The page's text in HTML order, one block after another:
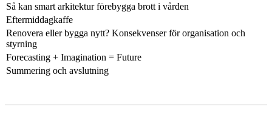
Så kan smart arkitektur förebygga brott i vården
Eftermiddagkaffe
Renovera eller bygga nytt? Konsekvenser för organisation och
styrning
Forecasting + Imagination = Future
Summering och avslutning